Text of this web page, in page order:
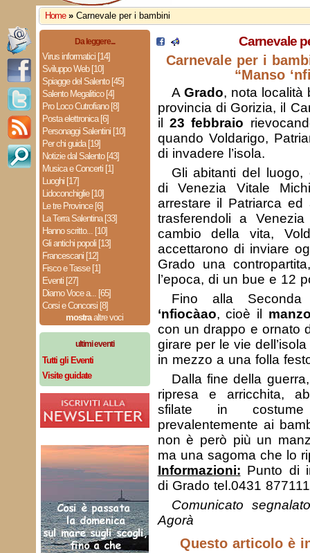
Home » Carnevale per i bambini
Da leggere...
Virus informatici [14]
Sviluppo Web [10]
Spiagge del Salento [45]
Salento Megalitico [4]
Pro Loco Cutrofiano [8]
Posta elettronica [6]
Personaggi Salentini [10]
Per chi guida [19]
Notizie dal Salento [43]
Musica e Concerti [1]
Luoghi [17]
Lidoconchiglie [10]
Le tre Province [6]
La Terra Salentina [33]
Hanno scritto... [10]
Gli antichi popoli [13]
Francescani [12]
Fisco e Tasse [1]
Eventi [27]
Diamo Voce a... [65]
Corsi e Concorsi [8]
mostraaltre voci
ultimi eventi
Tutti gli Eventi
Visite guidate
Carnevale
Carnevale per i
“Manso
A Grado, nota località
provincia di Gorizia, il
il 23 febbraio
quando Voldarigo,
di invadere l’isola.
Gli abitanti del luogo,
di Venezia Vitale
arrestare il Patriarca
trasferendoli a
cambio della vita,
accettarono di inviare
Grado una
l’epoca, di un bue e 12
Fino alla
‘nfiocàao, cioè il
con un drappo e ornato
girare per le vie
in mezzo a una folla
Dalla fine della
ripresa e arricchita,
sfilate in
prevalentemente ai
non è però più un
ma una sagoma che lo
Informazioni: Punto di
di Grado tel.0431
Comunicato
Agorà
Questo articolo è